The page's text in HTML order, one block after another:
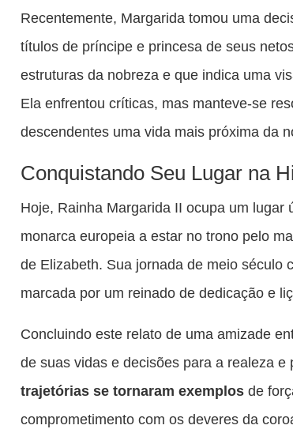
Recentemente, Margarida tomou uma
títulos de príncipe e princesa de seus
estruturas da nobreza e que indica uma
Ela enfrentou críticas, mas manteve-se
descendentes uma vida mais próxima da
Conquistando Seu Lugar na
Hoje, Rainha Margarida II ocupa um lugar
monarca europeia a estar no trono pelo
de Elizabeth. Sua jornada de meio século
marcada por um reinado de dedicação e
Concluindo este relato de uma amizade
de suas vidas e decisões para a realeza
trajetórias se tornaram exemplos de
comprometimento com os deveres da